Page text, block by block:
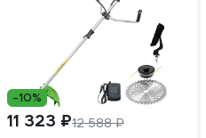
-10%
11 323 ₽12 588 ₽